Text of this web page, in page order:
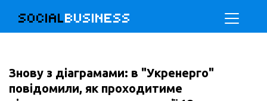
SOCIALBUSINESS
Знову з діаграмами: в "Укренерго"
повідомили, як проходитиме